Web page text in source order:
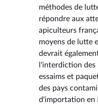
méthodes de
répondre aux
apiculteurs
moyens de lutte
devrait
l'interdiction des
essaims et
des pays
d'importation en